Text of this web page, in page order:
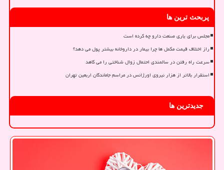
پربحث ترین ها
مجلس برای یاری صنعت دارو چه کرده است
راز اختلاف قیمت مکمل ها چرا بیمار در داروخانه بیشتر پول می دهد؟
سرعت راه رفتن در سالمندی احتمال زوال شناختی را می کاهد
استقرار بالاتر از هزار نیروی اورژانس در مراسم جاماندگان اربعین تهران
جدیدترین ها